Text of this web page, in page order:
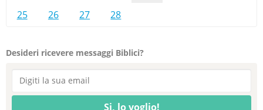
25
26 27 28
Desideri ricevere messaggi Biblici?